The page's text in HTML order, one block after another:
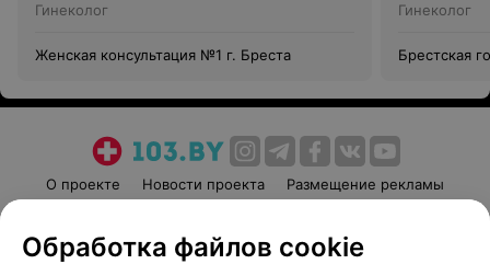
Гинеколог
Женская консультация №1 г. Бреста
Гинеколог
Брестская
О проекте Новости проекта
Размещение рекламы
Пользовательское соглашение
Способы оплаты
Обработка файлов cookie